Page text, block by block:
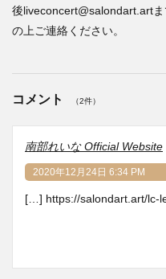
後liveconcert@salondart.art
の上ご連絡ください。
コメント （2件）
南部れいな Official Website
2020年12月24日 6:34 PM
[…] https://salondart.art/lc-